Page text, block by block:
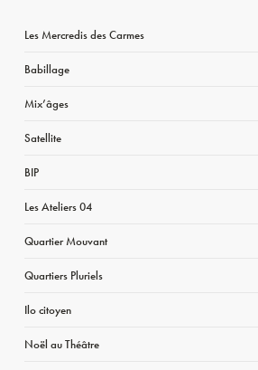
Les Mercredis des Carmes
Babillage
Mix’âges
Satellite
BIP
Les Ateliers 04
Quartier Mouvant
Quartiers Pluriels
Ilo citoyen
Noël au Théâtre